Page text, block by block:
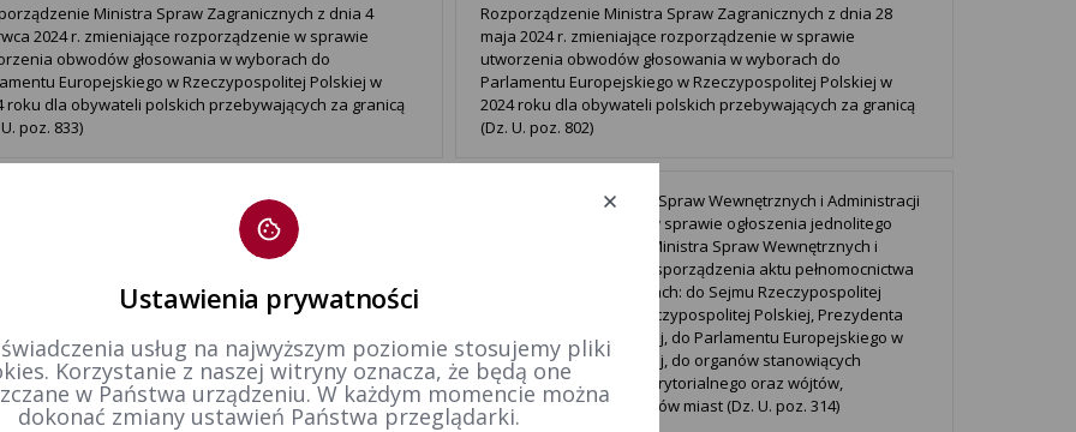
Ministra Spraw Zagranicznych z dnia 4
2024 r. zmieniające rozporządzenie w sprawie
obwodów głosowania w wyborach do
Europejskiego w Rzeczypospolitej Polskiej w
roku dla obywateli polskich przebywających za granicą
poz. 833)
Rozporządzenie Ministra Spraw Zagranicznych z dnia 28
maja 2024 r. zmieniające rozporządzenie w sprawie
utworzenia obwodów głosowania w wyborach do
Parlamentu Europejskiego w Rzeczypospolitej Polskiej w
2024 roku dla obywateli polskich przebywających za granicą
(Dz. U. poz. 802)
Ministra Spraw Zagranicznych z dnia 30
do Parlamentu Europejskiego w
za granicą (Dz. U. poz. 693)
Obwieszczenie Ministra Spraw Wewnętrznych i Administracji
z dnia 21 lutego 2024 r. w sprawie ogłoszenia jednolitego
tekstu rozporządzenia Ministra Spraw Wewnętrznych i
Administracji w sprawie sporządzenia aktu pełnomocnictwa
do głosowania w wyborach: do Sejmu Rzeczypospolitej
Polskiej i do Senatu Rzeczypospolitej Polskiej, Prezydenta
Rzeczypospolitej Polskiej, do Parlamentu Europejskiego w
Rzeczypospolitej Polskiej, do organów stanowiących
jednostek samorządu terytorialnego oraz wójtów,
burmistrzów i prezydentów miast (Dz. U. poz. 314)
Ustawienia prywatności
usług na najwyższym poziomie stosujemy pliki
Korzystanie z naszej witryny oznacza, że będą one
w Państwa urządzeniu. W każdym momencie można
dokonać zmiany ustawień Państwa przeglądarki.